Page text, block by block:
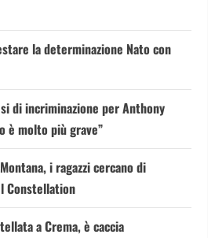
la determinazione Nato con
di incriminazione per Anthony
è molto più grave”
i ragazzi cercano di
Constellation
a Crema, è caccia